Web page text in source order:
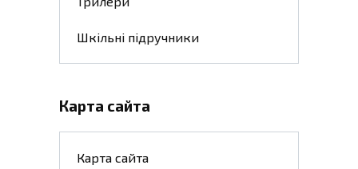
Шкільні підручники
Карта сайта
Карта сайта